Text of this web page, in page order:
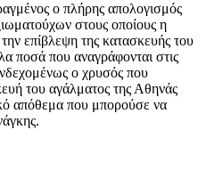
ο πλήρης απολογισμός
στους οποίους η
επίβλεψη της κατασκευής του
ποσά που αναγράφονται στις
ο χρυσός που
του αγάλματος της Αθηνάς
απόθεμα που μπορούσε να